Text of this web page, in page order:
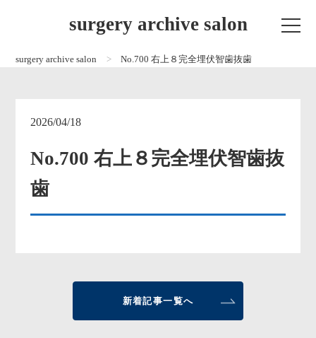
surgery archive salon
surgery archive salon No.700 右上８完全埋伏智歯抜歯
2026/04/18
No.700 右上８完全埋伏智歯抜
歯
新着記事一覧へ